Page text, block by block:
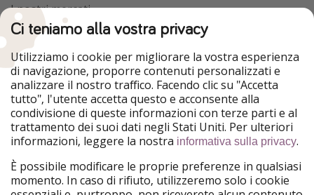
I nostri mercati
HolidayPirates
VakantiePiraten
WakacyjniPiraci
Ferienpiraten
Urlaubspiraten
Urlaubspiraten
ViajerosPiratas
TravelPirates
Il nostro gruppo
HolidayPirates Group
Conoscici meglio
Chi siamo
Informazioni legali
Termini d' Uso
Ci teniamo alla vostra privacy
Utilizziamo i cookie per migliorare la vostra esperienza
di navigazione, proporre contenuti personalizzati e
analizzare il nostro traffico. Facendo clic su "Accetta
tutto", l'utente accetta questo e acconsente alla
condivisione di queste informazioni con terze parti e al
trattamento dei suoi dati negli Stati Uniti. Per ulteriori
informazioni, leggere la nostra informativa sulla privacy.
È possibile modificare le proprie preferenze in qualsiasi
momento. In caso di rifiuto, utilizzeremo solo i cookie